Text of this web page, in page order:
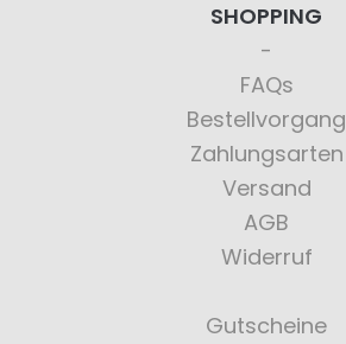
SHOPPING
FAQs
Bestellvorgang
Zahlungsarten
Versand
AGB
Widerruf
Gutscheine